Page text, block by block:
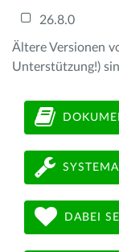
26.8.0
Ältere Versionen
Unterstützung!)
DABEI